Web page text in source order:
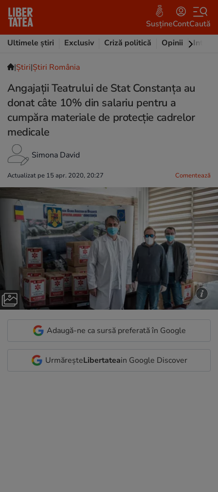
SusțineContCaută
Ultimele știri
Exclusiv Criză politică Opinii
|Ştiri|Știri România
Angajaţii Teatrului de Stat Constanţa au
donat câte 10% din salariu pentru a
cumpăra materiale de protecție cadrelor
medicale
Simona David
Actualizat pe 15 apr. 2020, 20:27 Comentează
Adaugă-ne ca sursă preferată în Google
UrmăreșteLibertateain Google Discover